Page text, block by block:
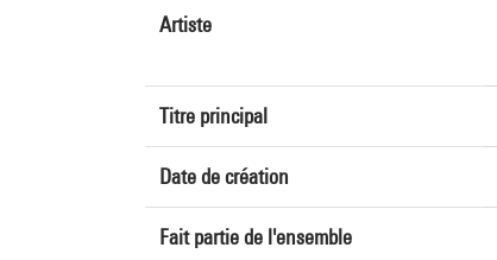
Artiste
Titre principal
Date de création
Fait partie de l'ensemble